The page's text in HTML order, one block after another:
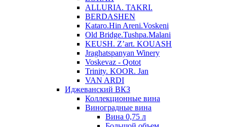
ALLURIA. TAKRI.
BERDASHEN
Kataro.Hin Areni.Voskeni
Old Bridge.Tushpa.Malani
KEUSH. Z’art. KOUASH
Jraghatspanyan Winery
Voskevaz - Qotot
Trinity. KOOR. Jan
VAN ARDI
Иджеванский ВКЗ
Коллекционные вина
Виноградные вина
Вина 0,75 л